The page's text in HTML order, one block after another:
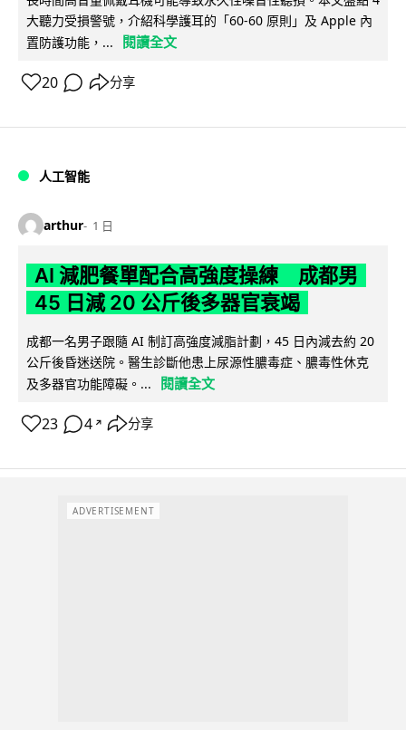
大聽力受損警號，介紹科學護耳的「60-60 原則」及 Apple 內
置防護功能，...
閱讀全文
20 分享
人工智能
arthur 1 日
AI 減肥餐單配合高強度操練 成都男
45 日減 20 公斤後多器官衰竭
成都一名男子跟隨 AI 制訂高強度減脂計劃，45 日內減去約 20
公斤後昏迷送院。醫生診斷他患上尿源性膿毒症、膿毒性休克
及多器官功能障礙。...
閱讀全文
23 4 ↗ 分享
ADVERTISEMENT